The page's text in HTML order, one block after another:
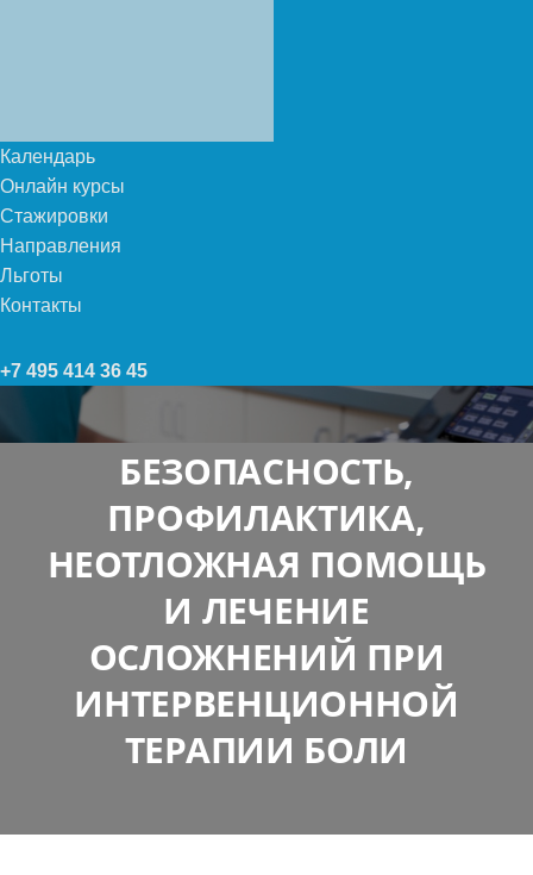
Календарь
Онлайн курсы
Стажировки
Направления
Льготы
Контакты
+7 495 414 36 45
БЕЗОПАСНОСТЬ,
ПРОФИЛАКТИКА,
НЕОТЛОЖНАЯ ПОМОЩЬ
И ЛЕЧЕНИЕ
ОСЛОЖНЕНИЙ ПРИ
ИНТЕРВЕНЦИОННОЙ
ТЕРАПИИ БОЛИ